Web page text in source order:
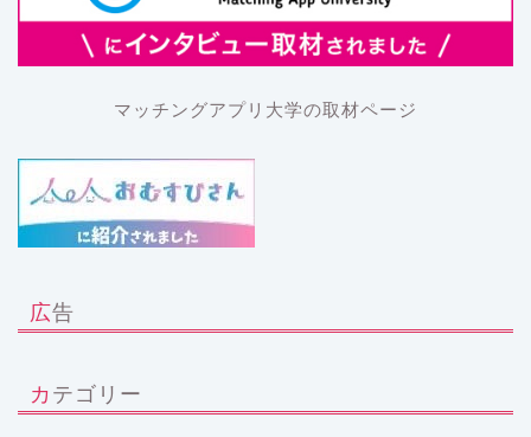
マッチングアプリ大学の取材ページ
広告
カテゴリー